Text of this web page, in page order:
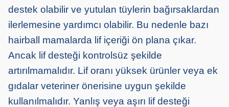
destek olabilir ve yutulan tüylerin bağırsaklardan
ilerlemesine yardımcı olabilir. Bu nedenle bazı
hairball mamalarda lif içeriği ön plana çıkar.
Ancak lif desteği kontrolsüz şekilde
artırılmamalıdır. Lif oranı yüksek ürünler veya ek
gıdalar veteriner önerisine uygun şekilde
kullanılmalıdır. Yanlış veya aşırı lif desteği